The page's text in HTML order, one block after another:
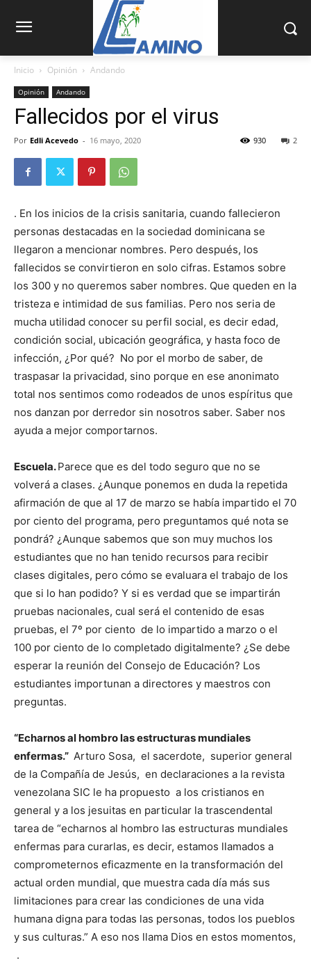
Inicio Opinión Andando
Opinión Andando
Fallecidos por el virus
Por Edli Acevedo - 16 mayo, 2020 2
930
. En los inicios de la crisis sanitaria, cuando fallecieron
personas destacadas en la sociedad dominicana se
llegaron a mencionar nombres. Pero después, los
fallecidos se convirtieron en solo cifras. Estamos sobre
los 300 y no queremos saber nombres. Que queden en la
tristeza e intimidad de sus familias. Pero nos seria de
mucha utilidad conocer su perfil social, es decir edad,
condición social, ubicación geográfica, y hasta foco de
infección, ¿Por qué? No por el morbo de saber, de
traspasar la privacidad, sino porque en ese anonimato
total nos sentimos como rodeados de unos espíritus que
nos danzan por derredor sin nosotros saber. Saber nos
ayuda a mejor comportarnos.
Escuela.Parece que es del todo seguro que no se
volverá a clases. ¿Aunque ponemos en duda la repetida
afirmación de que al 17 de marzo se había impartido el 70
por ciento del programa, pero preguntamos qué nota se
pondrá? ¿Aunque sabemos que son muy muchos los
estudiantes que no han tenido recursos para recibir
clases digitales, pero cómo se evaluara el trabajo de los
que si lo han podido? Y si es verdad que se impartirán
pruebas nacionales, cual será el contenido de esas
pruebas, el 7º por ciento de lo impartido a marzo o el
100 por ciento de lo completado digitalmente? ¿Se debe
esperar la reunión del Consejo de Educación? Los
estudiantes importunan a directores y maestros con
preguntas.
“Echarnos al hombro las estructuras mundiales
enfermas.” Arturo Sosa, el sacerdote, superior general
de la Compañía de Jesús, en declaraciones a la revista
venezolana SIC le ha propuesto a los cristianos en
general y a los jesuitas en particular la trascendental
tarea de “echarnos al hombro las estructuras mundiales
enfermas para curarlas, es decir, estamos llamados a
comprometernos eficazmente en la transformación del
actual orden mundial, que muestra cada día más sus
limitaciones para crear las condiciones de una vida
humana digna para todas las personas, todos los pueblos
y sus culturas.” A eso nos llama Dios en estos momentos,
.